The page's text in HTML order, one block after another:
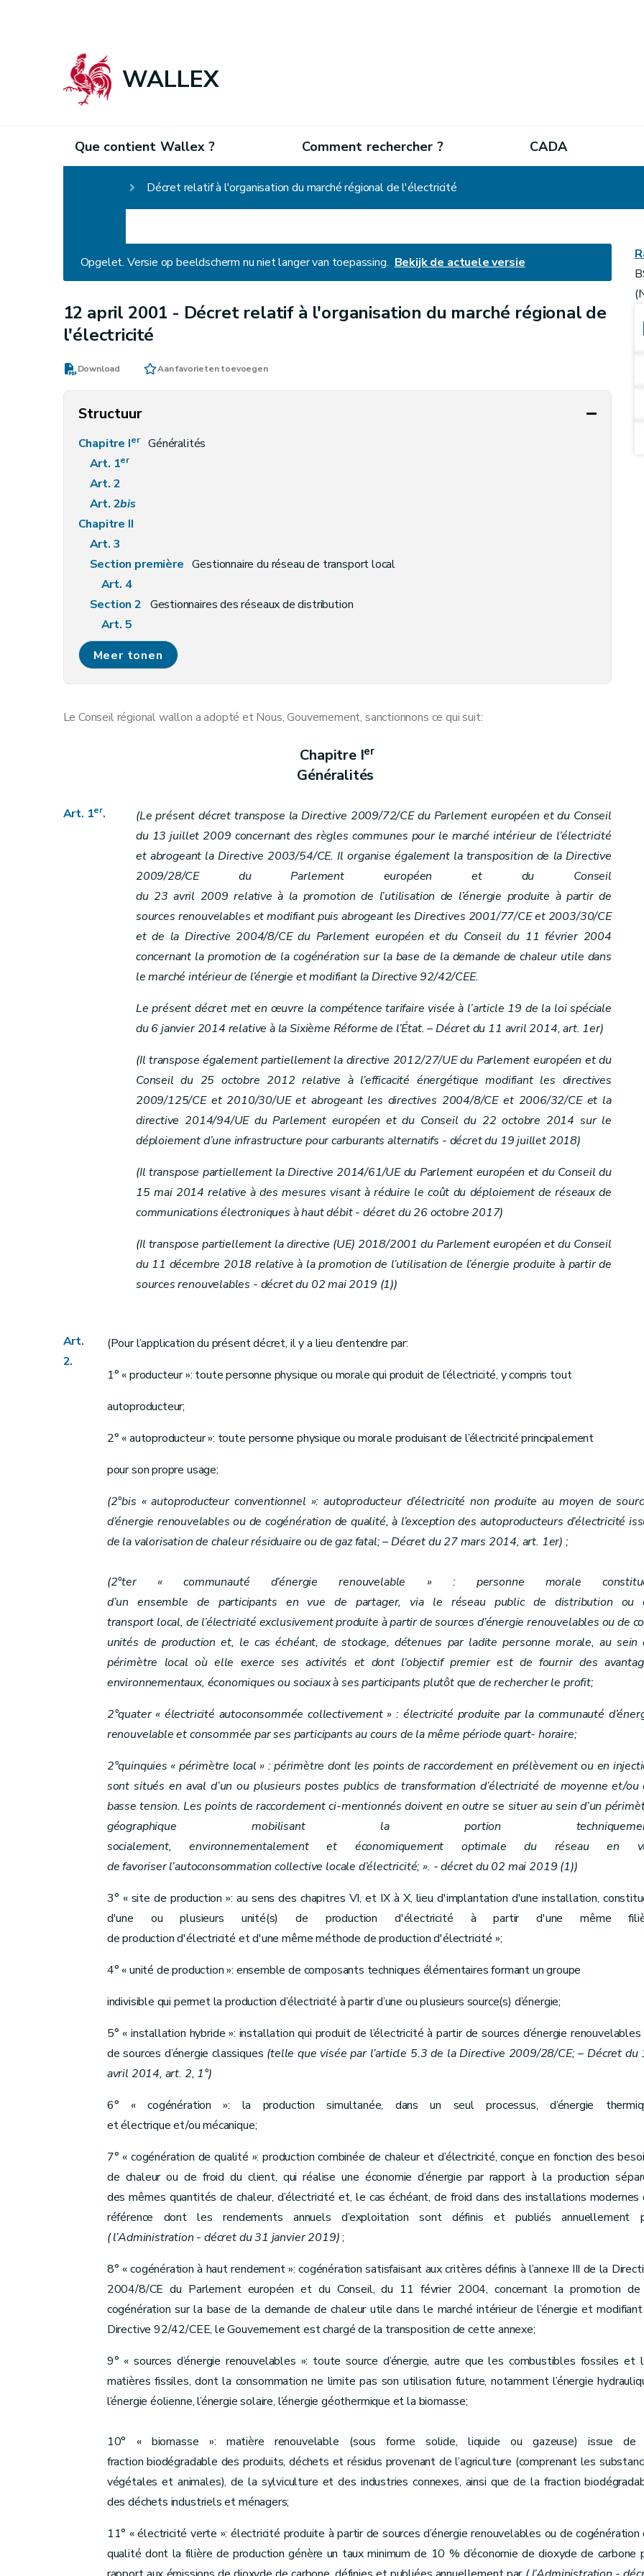
WALLEX
Que contient Wallex ? Comment rechercher ? CADA
Décret relatif à l'organisation du marché régional de l'électricité
Opgelet. Versie op beeldscherm nu niet langer van toepassing. Bekijk de actuele versie
12 april 2001 - Décret relatif à l'organisation du marché régional de
l'électricité
Download Aan favorieten toevoegen
Structuur
Chapitre Ier
Généralités
Art. 1er
Art. 2
Art. 2bis
Chapitre II
Art. 3
Section première Gestionnaire du réseau de transport local
Art. 4
Section 2 Gestionnaires des réseaux de distribution
Art. 5
Art. 6
Art. 7
Art. 8
Chapitre III
Art. 16/1
Chapitre IV Droits et obligations du gestionnaire de réseau
Section première
(Droits et obligations du gestionnaire de réseau sur le domaine public – Décret du 17 juillet 2008, art. 27)
Art. 18
Art. 19
Art. 20
Section 2 (Droits du gestionnaire de réseau sur les propriétés privées – Décret du 17 juillet 2008, art. 32)
Art. 20bis
Sous-section 2 (Déclaration d’utilité publique – Décret du 17 juillet 2008, art. 34)
Art. 21
Art. 24
Art. 25
Sous-section 1re
Art. 25
(Indemnisation due suite à une erreur administrative, un retard de raccordement ou un retard du guichet
Art. 25 quater
Art. 25quater/1
Sous-section 3
Art. 25quinquies
Art. 25sexies
Sous-section 3/1
Indemnisation en cas de limitation d'injection en basse tension
Sous-section 4 Dispositions communes aux sous-sections I à III/1
Art. 25septies
Art. 25octies
Sous-section 6
Information du service régional de médiation
Art. 25nonies
Chapitre IVbis Raccordement aux réseaux – Décret du 11 avril 2014, art. 26)
Art. 25decies
Chapitre V Accès aux réseaux
Art. 26
Art. 27
Art. 28
Chapitre VI (Fournisseurs, intermédiaires et acteurs du marché pratiquant l'agrégation - Décret du 05 mai 2022, art.32)
Art. 30
Art. 31 bis
Art. 31ter
Art. 31quater
Art. 32
Art. 32
Chapitre VII (Dispositions à caractère social – Décret du 17 juillet 2008, art. 49)
Section 1re
Clients protégés
Art. 32
Art. 33bis
Art. 33bis/1
Art. 33bis/2
Section 2 Commissions locales pour l’énergie
Section 3 Guidance sociale énergétique
Art. 33 quater
Section 4 Plans d’action préventive en matière d’énergie
Chapitre VIII
Obligations de service public
Art. 34
Art. 34bis
Art. 34 ter
Chapitre VIII/1 Compteurs intelligents et flexibilité
Section 1ère
Compteurs intelligents
Art. 35
Meer tonen
Le Conseil régional wallon a adopté et Nous, Gouvernement, sanctionnons ce qui suit:
Chapitre Ier
Généralités
Art. 1er.
(Le présent décret transpose la Directive 2009/72/CE du Parlement européen et du Conseil
du 13 juillet 2009 concernant des règles communes pour le marché intérieur de l’électricité
et abrogeant la Directive 2003/54/CE. Il organise également la transposition de la Directive
2009/28/CE du Parlement européen et du Conseil
du 23 avril 2009 relative à la promotion de l’utilisation de l’énergie produite à partir de
sources renouvelables et modifiant puis abrogeant les Directives 2001/77/CE et 2003/30/CE
et de la Directive 2004/8/CE du Parlement européen et du Conseil du 11 février 2004
concernant la promotion de la cogénération sur la base de la demande de chaleur utile dans
le marché intérieur de l’énergie et modifiant la Directive 92/42/CEE.
Le présent décret met en œuvre la compétence tarifaire visée à l’article 19 de la loi spéciale
du 6 janvier 2014 relative à la Sixième Réforme de l’État. – Décret du 11 avril 2014, art. 1er)
(Il transpose également partiellement la directive 2012/27/UE du Parlement européen et du
Conseil du 25 octobre 2012 relative à l’efficacité énergétique modifiant les directives
2009/125/CE et 2010/30/UE et abrogeant les directives 2004/8/CE et 2006/32/CE et la
directive 2014/94/UE du Parlement européen et du Conseil du 22 octobre 2014 sur le
déploiement d’une infrastructure pour carburants alternatifs - décret du 19 juillet 2018)
(Il transpose partiellement la Directive 2014/61/UE du Parlement européen et du Conseil du
15 mai 2014 relative à des mesures visant à réduire le coût du déploiement de réseaux de
communications électroniques à haut débit - décret du 26 octobre 2017)
(Il transpose partiellement la directive (UE) 2018/2001 du Parlement européen et du Conseil
du 11 décembre 2018 relative à la promotion de l’utilisation de l’énergie produite à partir de
sources renouvelables - décret du 02 mai 2019 (1))
Art.
2.
(Pour l’application du présent décret, il y a lieu d’entendre par:
1° « producteur »: toute personne physique ou morale qui produit de l’électricité, y compris tout
autoproducteur;
2° « autoproducteur »: toute personne physique ou morale produisant de l’électricité principalement
pour son propre usage;
(2°bis « autoproducteur conventionnel »: autoproducteur d’électricité non produite au moyen de
d’énergie renouvelables ou de cogénération de qualité, à l’exception des autoproducteurs d’électricité
de la valorisation de chaleur résiduaire ou de gaz fatal; – Décret du 27 mars 2014, art. 1er) ;
(2°ter « communauté d’énergie renouvelable » : personne morale
d’un ensemble de participants en vue de partager, via le réseau public de distribution ou
transport local, de l’électricité exclusivement produite à partir de sources d’énergie renouvelables ou de
unités de production et, le cas échéant, de stockage, détenues par ladite personne morale, au sein
périmètre local où elle exerce ses activités et dont l’objectif premier est de fournir des
environnementaux, économiques ou sociaux à ses participants plutôt que de rechercher le profit;
2°quater « électricité autoconsommée collectivement » : électricité produite par la communauté
renouvelable et consommée par ses participants au cours de la même période quart- horaire;
2°quinquies « périmètre local » : périmètre dont les points de raccordement en prélèvement ou en
sont situés en aval d’un ou plusieurs postes publics de transformation d’électricité de moyenne et/ou
basse tension. Les points de raccordement ci-mentionnés doivent en outre se situer au sein d’un
géographique mobilisant la portion
socialement, environnementalement et économiquement optimale du réseau en
de favoriser l’autoconsommation collective locale d’électricité; ». - décret du 02 mai 2019 (1))
3° « site de production »: au sens des chapitres VI, et IX à X, lieu d'implantation d'une installation,
d'une ou plusieurs unité(s) de production d'électricité à partir d'une même
de production d'électricité et d'une même méthode de production d'électricité »;
4° « unité de production »: ensemble de composants techniques élémentaires formant un groupe
indivisible qui permet la production d’électricité à partir d’une ou plusieurs source(s) d’énergie;
5° « installation hybride »: installation qui produit de l’électricité à partir de sources d’énergie
de sources d’énergie classiques (telle que visée par l’article 5.3 de la Directive 2009/28/CE; – Décret du
avril 2014, art. 2, 1°)
6° « cogénération »: la production simultanée, dans un seul processus, d’énergie
et électrique et/ou mécanique;
7° « cogénération de qualité »: production combinée de chaleur et d’électricité, conçue en fonction des
de chaleur ou de froid du client, qui réalise une économie d’énergie par rapport à la production
des mêmes quantités de chaleur, d’électricité et, le cas échéant, de froid dans des installations modernes
référence dont les rendements annuels d’exploitation sont définis et publiés annuellement
( l’Administration - décret du 31 janvier 2019);
8° « cogénération à haut rendement »: cogénération satisfaisant aux critères définis à l’annexe III de la
2004/8/CE du Parlement européen et du Conseil, du 11 février 2004, concernant la promotion
cogénération sur la base de la demande de chaleur utile dans le marché intérieur de l’énergie et
Directive 92/42/CEE, le Gouvernement est chargé de la transposition de cette annexe;
9° « sources d’énergie renouvelables »: toute source d’énergie, autre que les combustibles fossiles et
matières fissiles, dont la consommation ne limite pas son utilisation future, notamment l’énergie
l’énergie éolienne, l’énergie solaire, l’énergie géothermique et la biomasse;
10° « biomasse »: matière renouvelable (sous forme solide, liquide ou gazeuse) issue de
fraction biodégradable des produits, déchets et résidus provenant de l’agriculture (comprenant les
végétales et animales), de la sylviculture et des industries connexes, ainsi que de la fraction
des déchets industriels et ménagers;
11° « électricité verte »: électricité produite à partir de sources d’énergie renouvelables ou de cogénération
qualité dont la filière de production génère un taux minimum de 10 % d’économie de dioxyde de carbone